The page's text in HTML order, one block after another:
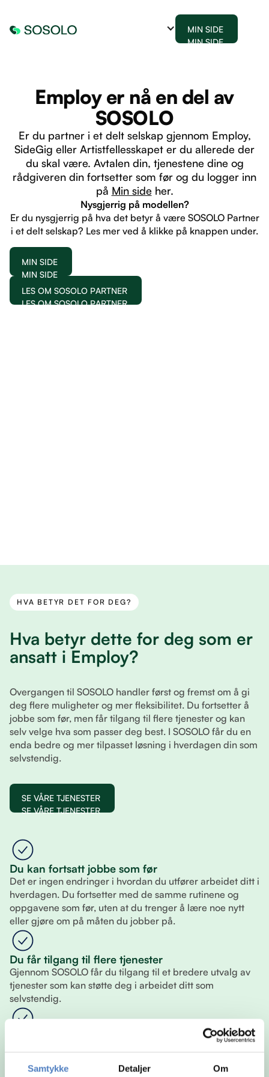
Samtykke Detaljer Om
MIN SIDE
MIN SIDE
Employ er nå en del av
SOSOLO
Er du partner i et delt selskap gjennom Employ,
SideGig eller Artistfellesskapet er du allerede der
du skal være. Avtalen din, tjenestene dine og
rådgiveren din fortsetter som før og du logger inn
på Min side her.
Nysgjerrig på modellen?
Er du nysgjerrig på hva det betyr å være SOSOLO Partner
i et delt selskap? Les mer ved å klikke på knappen under.
MIN SIDE
MIN SIDE
LES OM SOSOLO PARTNER
LES OM SOSOLO PARTNER
HVA BETYR DET FOR DEG?
Hva betyr dette for deg som er
ansatt i Employ?
Overgangen til SOSOLO handler først og fremst om å gi
deg flere muligheter og mer fleksibilitet. Du fortsetter å
jobbe som før, men får tilgang til flere tjenester og kan
selv velge hva som passer deg best. I SOSOLO får du en
enda bedre og mer tilpasset løsning i hverdagen din som
selvstendig.
SE VÅRE TJENESTER
SE VÅRE TJENESTER
Du kan fortsatt jobbe som før
Det er ingen endringer i hvordan du utfører arbeidet ditt i
hverdagen. Du fortsetter med de samme rutinene og
oppgavene som før, uten at du trenger å lære noe nytt
eller gjøre om på måten du jobber på.
Du får tilgang til flere tjenester
Gjennom SOSOLO får du tilgang til et bredere utvalg av
tjenester som kan støtte deg i arbeidet ditt som
selvstendig.
Du står fritt til å sette sammen din egen løsning. Det betyr
at du kun bruker tjenestene som er relevante for deg, og